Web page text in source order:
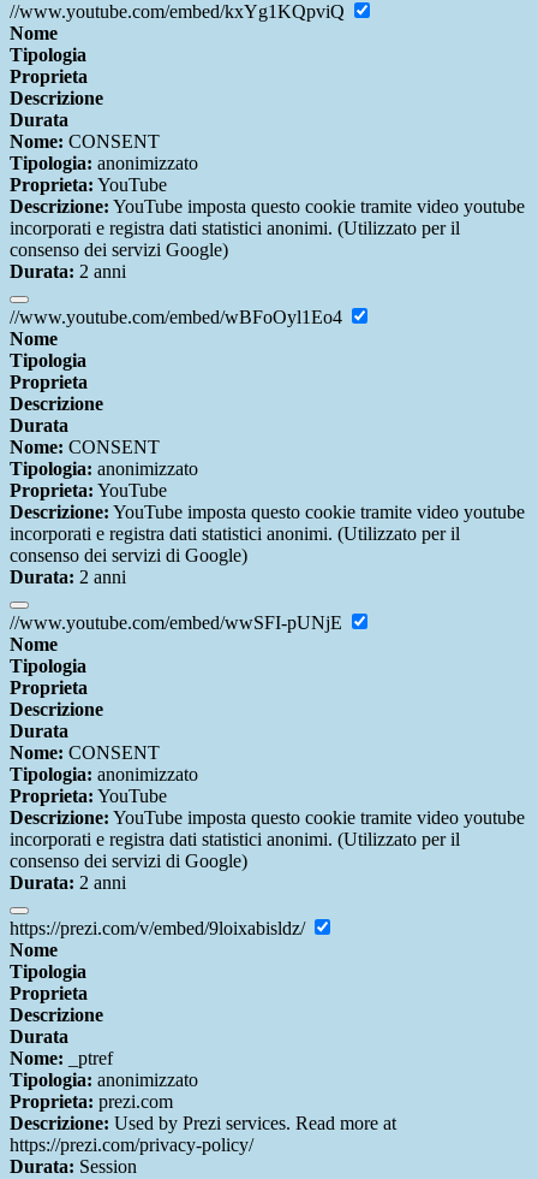
//www.youtube.com/embed/kxYg1KQpviQ
Nome
Tipologia
Proprieta
Descrizione
Durata
Nome: CONSENT
Tipologia: anonimizzato
Proprieta: YouTube
Descrizione: YouTube imposta questo cookie tramite video youtube
incorporati e registra dati statistici anonimi. (Utilizzato per il
consenso dei servizi Google)
Durata: 2 anni
//www.youtube.com/embed/wBFoOyl1Eo4
Nome
Tipologia
Proprieta
Descrizione
Durata
Nome: CONSENT
Tipologia: anonimizzato
Proprieta: YouTube
Descrizione: YouTube imposta questo cookie tramite video youtube
incorporati e registra dati statistici anonimi. (Utilizzato per il
consenso dei servizi di Google)
Durata: 2 anni
//www.youtube.com/embed/wwSFI-pUNjE
Nome
Tipologia
Proprieta
Descrizione
Durata
Nome: CONSENT
Tipologia: anonimizzato
Proprieta: YouTube
Descrizione: YouTube imposta questo cookie tramite video youtube
incorporati e registra dati statistici anonimi. (Utilizzato per il
consenso dei servizi di Google)
Durata: 2 anni
https://prezi.com/v/embed/9loixabisldz/
Nome
Tipologia
Proprieta
Descrizione
Durata
Nome: _ptref
Tipologia: anonimizzato
Proprieta: prezi.com
Descrizione: Used by Prezi services. Read more at
https://prezi.com/privacy-policy/
Durata: Session